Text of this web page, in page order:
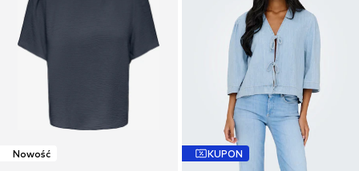
Nowość KUPON